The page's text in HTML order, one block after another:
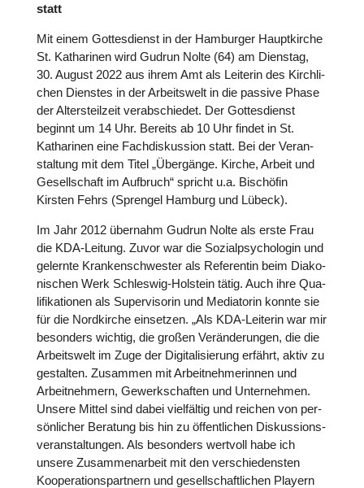
statt
Mit einem Got­tes­dienst in der Ham­bur­ger Haupt­kir­che
St. Katha­ri­nen wird Gudrun Nolte (64) am Dienstag,
30. August 2022 aus ihrem Amt als Leiterin des Kirch­li­
chen Dienstes in der Arbeits­welt in die passive Phase
der Alters­teil­zeit ver­ab­schie­det. Der Got­tes­dienst
beginnt um 14 Uhr. Bereits ab 10 Uhr findet in St.
Katha­ri­nen eine Fach­dis­kus­sion statt. Bei der Ver­an­
stal­tung mit dem Titel „Über­gänge. Kirche, Arbeit und
Gesell­schaft im Aufbruch“ spricht u.a. Bischö­fin
Kirsten Fehrs (Sprengel Hamburg und Lübeck).
Im Jahr 2012 übernahm Gudrun Nolte als erste Frau
die KDA-Leitung. Zuvor war die Sozi­al­psy­cho­lo­gin und
gelernte Kran­ken­schwes­ter als Refe­ren­tin beim Dia­ko­
ni­schen Werk Schles­wig-Holstein tätig. Auch ihre Qua­
li­fi­ka­tio­nen als Super­vi­so­rin und Media­to­rin konnte sie
für die Nord­kir­che ein­set­zen. „Als KDA-Leiterin war mir
beson­ders wichtig, die großen Ver­än­de­run­gen, die die
Arbeits­welt im Zuge der Digi­ta­li­sie­rung erfährt, aktiv zu
gestal­ten. Zusammen mit Arbeit­neh­me­rin­nen und
Arbeit­neh­mern, Gewerk­schaf­ten und Unter­neh­men.
Unsere Mittel sind dabei viel­fäl­tig und reichen von per­
sön­li­cher Beratung bis hin zu öffent­li­chen Dis­kus­si­ons­
ver­an­stal­tun­gen. Als beson­ders wertvoll habe ich
unsere Zusam­men­ar­beit mit den ver­schie­dens­ten
Koope­ra­ti­ons­part­nern und gesell­schaft­li­chen Playern